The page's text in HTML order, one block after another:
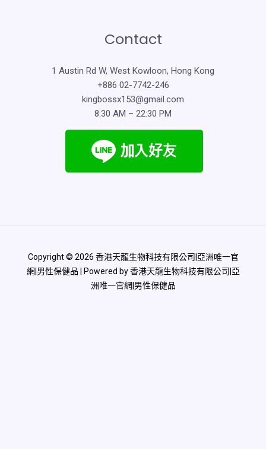
Contact
1 Austin Rd W, West Kowloon, Hong Kong
+886 02-7742-246
kingbossx153@gmail.com
8:30 AM – 22:30 PM
Copyright © 2026 香港天龍生物科技有限公司|亞洲唯一官
網|男性保健品 | Powered by 香港天龍生物科技有限公司|亞
洲唯一官網|男性保健品